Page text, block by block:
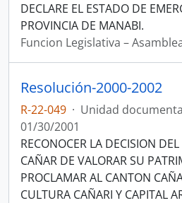
DECLARE EL ESTADO DE
PROVINCIA DE MANABI.
Funcion Legislativa –
Resolución-2000-2002
R-22-049 · Unidad
01/30/2001
RECONOCER LA DECISION
CAÑAR DE VALORAR SU
PROCLAMAR AL CANTON
CULTURA CAÑARI Y CAPITAL